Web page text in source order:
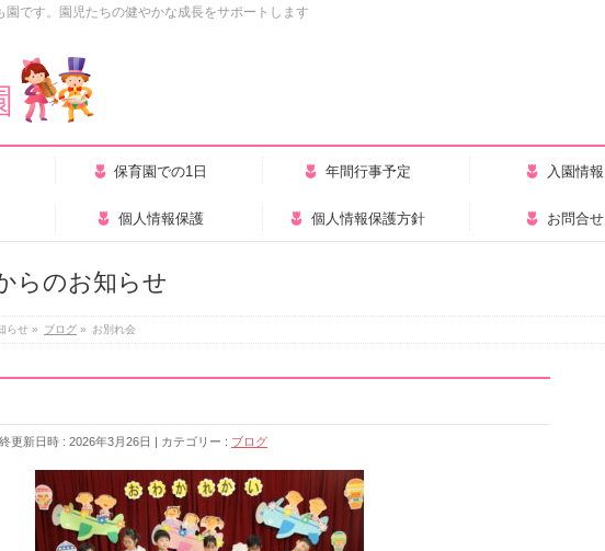
園です。園児たちの健やかな成長をサポートします
保育園での1日 年間行事予定 入園情報
個人情報保護 個人情報保護方針 お問合せ
らのお知らせ
らせ » ブログ » お別れ会
更新日時 : 2026年3月26日 カテゴリー : ブログ